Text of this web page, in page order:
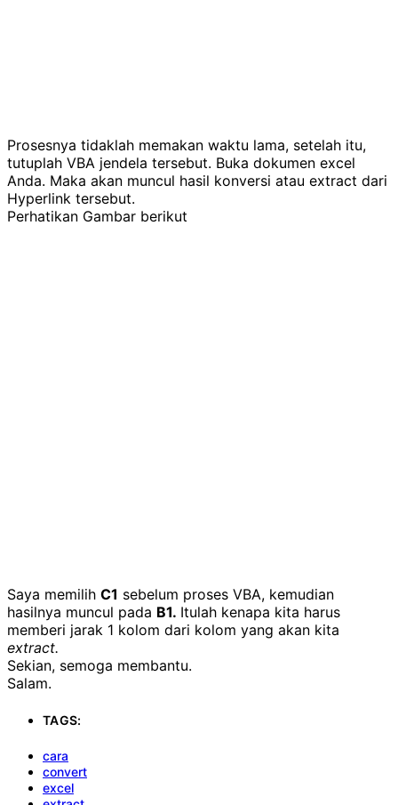
Prosesnya tidaklah memakan waktu lama, setelah itu,
tutuplah VBA jendela tersebut. Buka dokumen excel
Anda. Maka akan muncul hasil konversi atau extract dari
Hyperlink tersebut.
Perhatikan Gambar berikut
Saya memilih C1 sebelum proses VBA, kemudian
hasilnya muncul pada B1. Itulah kenapa kita harus
memberi jarak 1 kolom dari kolom yang akan kita
extract.
Sekian, semoga membantu.
Salam.
TAGS:
cara
convert
excel